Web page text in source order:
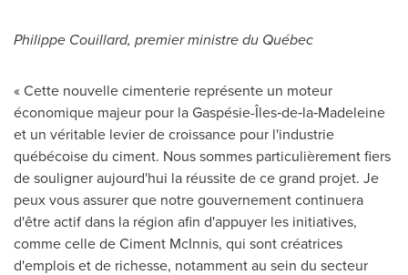
Philippe Couillard, premier ministre du Québec
« Cette nouvelle cimenterie représente un moteur
économique majeur pour la Gaspésie-Îles‑de‑la‑Madeleine
et un véritable levier de croissance pour l'industrie
québécoise du ciment. Nous sommes particulièrement fiers
de souligner aujourd'hui la réussite de ce grand projet. Je
peux vous assurer que notre gouvernement continuera
d'être actif dans la région afin d'appuyer les initiatives,
comme celle de Ciment McInnis, qui sont créatrices
d'emplois et de richesse, notamment au sein du secteur